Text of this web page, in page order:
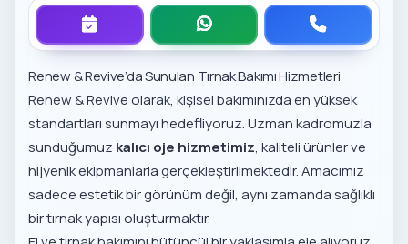
Renew & Revive’da Sunulan Tırnak Bakımı Hizmetleri
Renew & Revive olarak, kişisel bakımınızda en yüksek
standartları sunmayı hedefliyoruz. Uzman kadromuzla
sunduğumuz kalıcı oje hizmetimiz, kaliteli ürünler ve
hijyenik ekipmanlarla gerçekleştirilmektedir. Amacımız
sadece estetik bir görünüm değil, aynı zamanda sağlıklı
bir tırnak yapısı oluşturmaktır.